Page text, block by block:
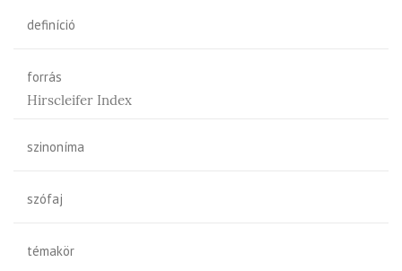
definíció
forrás
Hirscleifer Index
szinoníma
szófaj
témakör